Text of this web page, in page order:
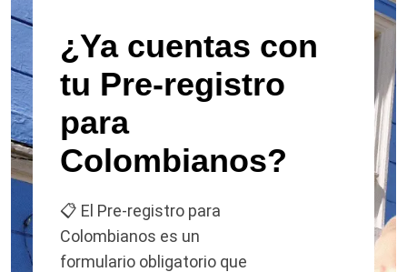
¿Ya cuentas con
tu Pre-registro
para
Colombianos?
📋 El Pre-registro para
Colombianos es un
formulario obligatorio que